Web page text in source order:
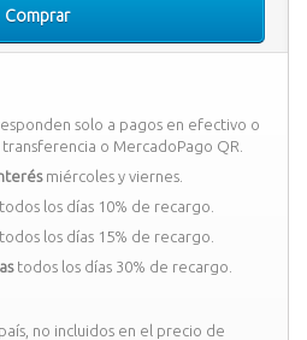
Comprar
solo a pagos en efectivo o
o MercadoPago QR.
miércoles y viernes.
los días 10% de recargo.
los días 15% de recargo.
todos los días 30% de recargo.
no incluidos en el precio de